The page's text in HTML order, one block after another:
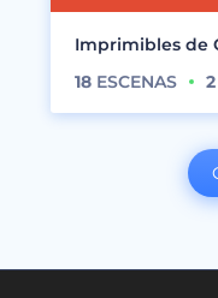
Imprimibles de
18 ESCENAS 2